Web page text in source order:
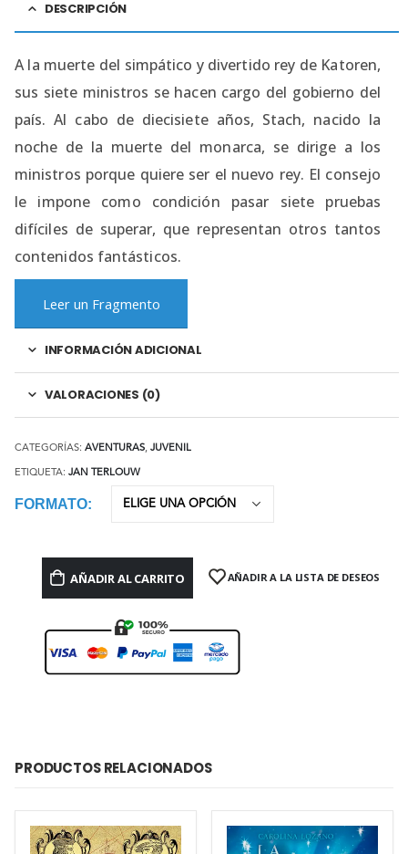
DESCRIPCIÓN
A la muerte del simpático y divertido rey de Katoren,
sus siete ministros se hacen cargo del gobierno del
país. Al cabo de diecisiete años, Stach, nacido la
noche de la muerte del monarca, se dirige a los
ministros porque quiere ser el nuevo rey. El consejo
le impone como condición pasar siete pruebas
difíciles de superar, que representan otros tantos
contenidos fantásticos.
Leer un Fragmento
INFORMACIÓN ADICIONAL
VALORACIONES (0)
CATEGORÍAS: AVENTURAS, JUVENIL
ETIQUETA: JAN TERLOUW
FORMATO
AÑADIR AL CARRITO AÑADIR A LA LISTA DE DESEOS
PRODUCTOS RELACIONADOS